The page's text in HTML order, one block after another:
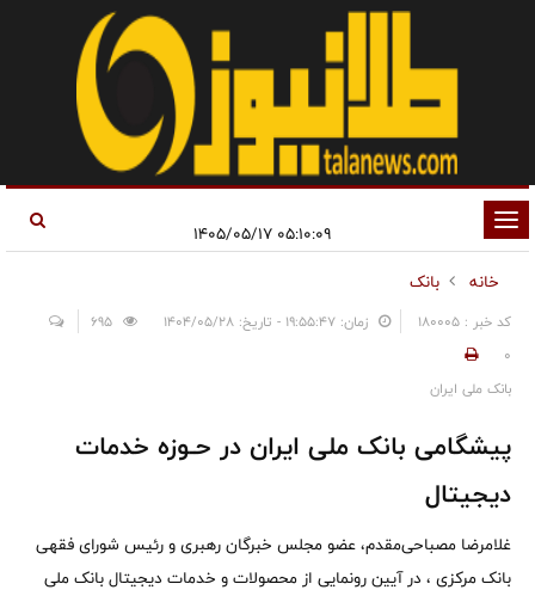
تغییر
وضعیت
ناوبری
خانه
بانک
کد خبر : 180005 زمان: ۱۹:۵۵:۴۷ - تاریخ: ۱۴۰۴/۰۵/۲۸
0
بانک ملی ایران
پیشگامی بانک ملی ایران در حـوزه خدمات
دیجیتال
غلامرضا مصباحی‌مقدم، عضو مجلس خبرگان رهبری و رئیس شورای فقهی
بانک مرکزی ، در آیین رونمایی از محصولات و خدمات دیجیتال بانک ملی